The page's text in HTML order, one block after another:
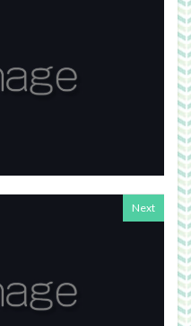
Next